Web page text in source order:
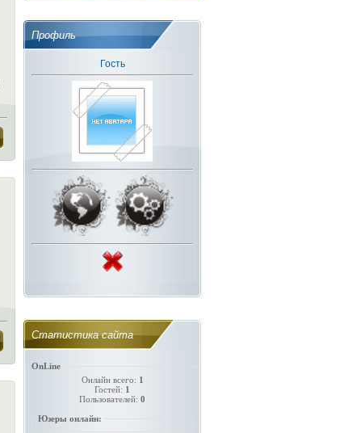
Профиль
Гость
Статистика сайта
OnLine
Онлайн всего: 1
Гостей: 1
Пользователей: 0
Юзеры онлайн: